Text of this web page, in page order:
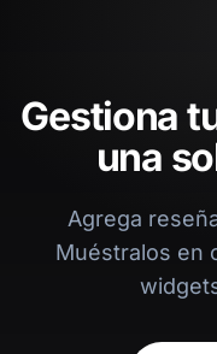
Gestiona
una
Agrega
Muéstralos en